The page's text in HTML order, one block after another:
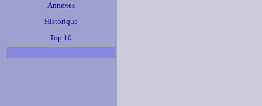
Annexes
Historique
Top 10